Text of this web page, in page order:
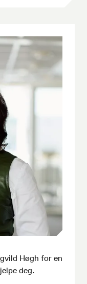
Høgh for en
deg.